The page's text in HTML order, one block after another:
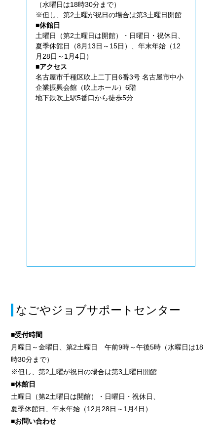
（水曜日は18時30分まで）
※但し、第2土曜が祝日の場合は第3土曜日開館
■休館日
土曜日（第2土曜日は開館）・日曜日・祝休日、
夏季休館日（8月13日～15日）、年末年始（12
月28日～1月4日）
■アクセス
名古屋市千種区吹上二丁目6番3号 名古屋市中小
企業振興会館（吹上ホール）6階
地下鉄吹上駅5番口から徒歩5分
なごやジョブサポートセンター
■受付時間
月曜日～金曜日、第2土曜日 午前9時～午後5時（水曜日は18
時30分まで）
※但し、第2土曜が祝日の場合は第3土曜日開館
■休館日
土曜日（第2土曜日は開館）・日曜日・祝休日、
夏季休館日、年末年始（12月28日～1月4日）
■お問い合わせ